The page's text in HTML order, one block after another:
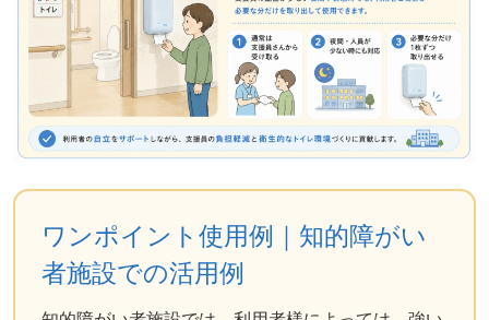
ワンポイント使用例｜知的障がい
者施設での活用例